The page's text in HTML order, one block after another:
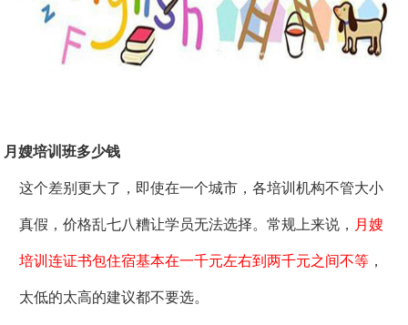
月嫂培训班多少钱
这个差别更大了，即使在一个城市，各培训机构不管大小
真假，价格乱七八糟让学员无法选择。常规上来说， 月嫂
培训连证书包住宿基本在一千元左右到两千元之间不等 ，
太低的太高的建议都不要选。